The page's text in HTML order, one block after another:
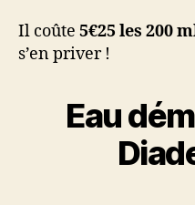
Il coûte 5€25 les 200
s’en priver !
Eau